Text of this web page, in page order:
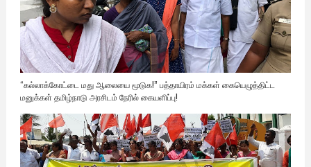
“கல்லாக்கோட்டை மது ஆலையை மூடுக!” பத்தாயிரம் மக்கள் கையெழுத்திட்ட
மனுக்கள் தமிழ்நாடு அரசிடம் நேரில் கையளிப்பு!